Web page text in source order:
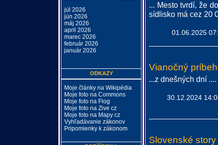
... Mesto tvrdí, že
sídlisko má cez 20
01.06.2025
Vianočný príbeh
...z dnešných dní ....
30.12.2024
Slovenské story
júl 2026
jún 2026
máj 2026
april 2026
marec 2026
február 2026
január 2026
ODKAZY
Moje články na Wikipédia
Moje foto na Commons
Moje foto na Flog
Moje foto na Zive cz
Moje foto na Mapy cz
Vyhľadávanie zákonov
Pripomienky k zákonom